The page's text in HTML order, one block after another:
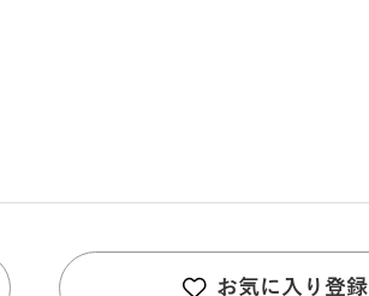
お気に入り登録